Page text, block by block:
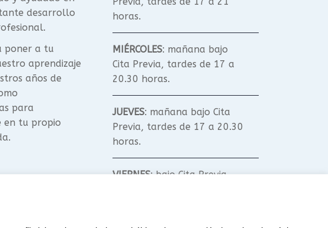
desarrollo
poner a tu
aprendizaje
años de
para
en tu propio
horas.
MIÉRCOLES: mañana bajo
Cita Previa, tardes de 17 a
20.30 horas.
JUEVES: mañana bajo Cita
Previa, tardes de 17 a 20.30
horas.
VIERNES: bajo Cita Previa.